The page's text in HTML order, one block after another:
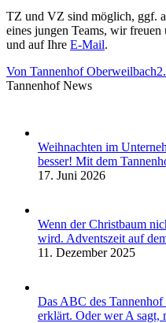
TZ und VZ sind möglich, ggf.
eines jungen Teams, wir
und auf Ihre E-Mail.
Von Tannenhof Oberweilbach
Tannenhof News
Weihnachten im
besser! Mit dem
17. Juni 2026
Wenn der Christbaum
wird. Adventszeit auf
11. Dezember 2025
Das ABC des
erklärt. Oder wer A sagt,